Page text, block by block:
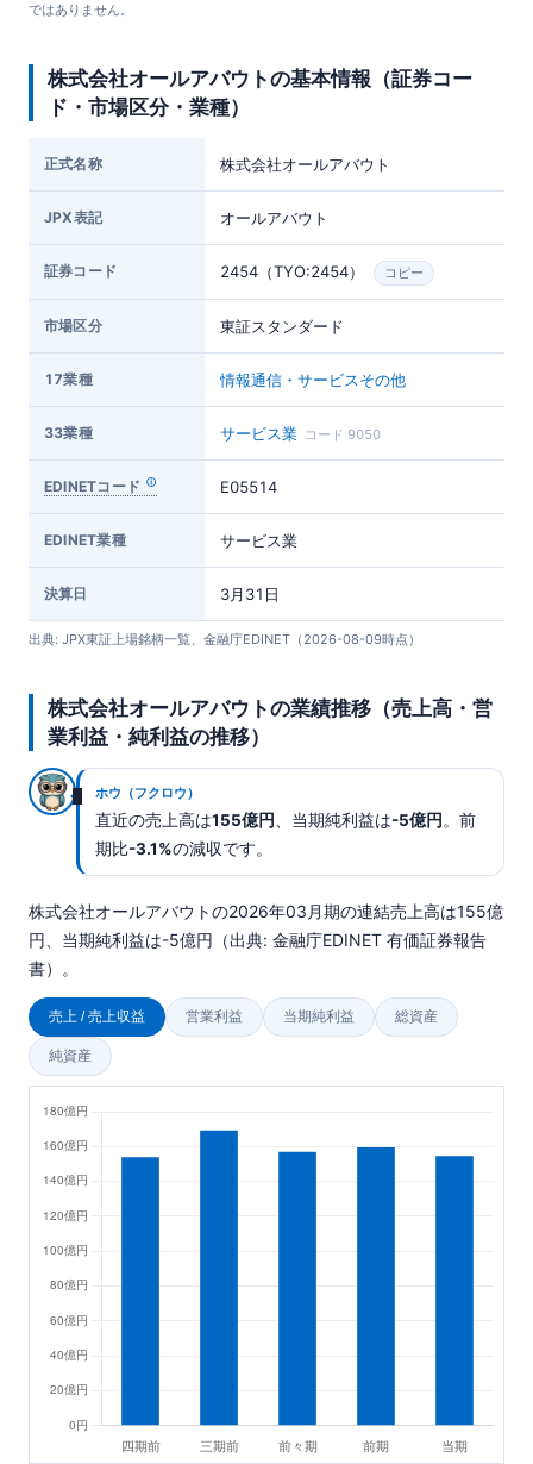
ではありません。
株式会社オールアバウトの基本情報（証券コー
ド・市場区分・業種）
正式名称 株式会社オールアバウト
JPX表記 オールアバウト
証券コード 2454（TYO:2454） コピー
市場区分 東証スタンダード
17業種 情報通信・サービスその他
33業種 サービス業 コード 9050
EDINETコード E05514
EDINET業種 サービス業
決算日 3月31日
出典: JPX東証上場銘柄一覧、金融庁EDINET（2026-08-09時点）
株式会社オールアバウトの業績推移（売上高・営
業利益・純利益の推移）
ホウ（フクロウ）
直近の売上高は155億円 、当期純利益は-5億円 。前
期比-3.1%の減収です。
株式会社オールアバウトの2026年03月期の連結売上高は155億
円、当期純利益は-5億円（出典: 金融庁EDINET 有価証券報告
書）。
売上 / 売上収益 営業利益 当期純利益 総資産
純資産